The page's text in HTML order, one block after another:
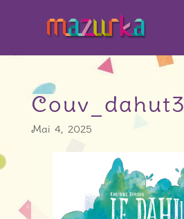
Couv_dahut3
Mai 4, 2025